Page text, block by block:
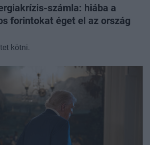
számla: hiába a
forintokat éget el az ország
kötni.